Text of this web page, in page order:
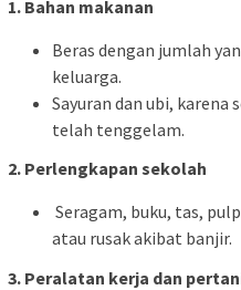
1. Bahan makanan
Beras dengan jumlah
keluarga.
Sayuran dan ubi, karena
telah tenggelam.
2. Perlengkapan sekolah
Seragam, buku, tas,
atau rusak akibat banjir.
3. Peralatan kerja dan